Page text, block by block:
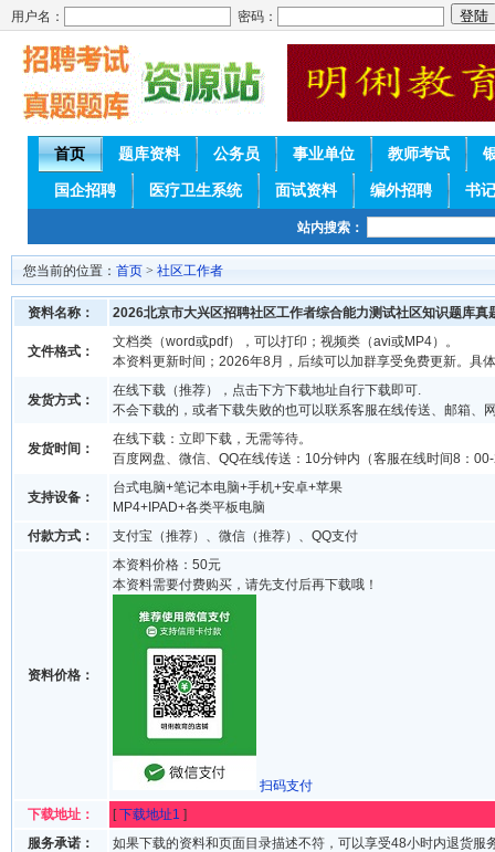
用户名： 密码：
首页 题库资料 公务员 事业单位 教师考试
国企招聘 医疗卫生系统 面试资料 编外招聘 书
站内搜索：
您当前的位置： 首页 > 社区工作者
资料名称： 2026北京市大兴区招聘社区工作者综合能力测试社区知识题库真
文件格式：
文档类（word或pdf），可以打印；视频类（avi或MP4）。
本资料更新时间；2026年8月，后续可以加群享受免费更新。具
发货方式：
在线下载（推荐），点击下方下载地址自行下载即可.
不会下载的，或者下载失败的也可以联系客服在线传送、邮箱、
发货时间：
在线下载：立即下载，无需等待。
百度网盘、微信、QQ在线传送：10分钟内（客服在线时间8：
支持设备：
台式电脑+笔记本电脑+手机+安卓+苹果
MP4+IPAD+各类平板电脑
付款方式：
支付宝（推荐）、微信（推荐）、QQ支付
资料价格：
本资料价格：50元
本资料需要付费购买，请先支付后再下载哦！
扫码支付
下载地址：
[下载地址1 ]
服务承诺：
如果下载的资料和页面目录描述不符，可以享受48小时内退货服